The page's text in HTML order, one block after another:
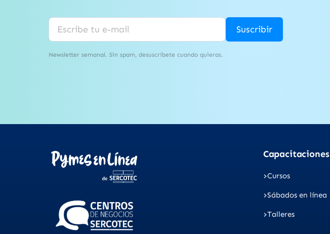
Newsletter semanal. Sin spam, desuscríbete cuando quieras.
Suscribir
Capacitaciones
Cursos
Sábados en línea
Talleres